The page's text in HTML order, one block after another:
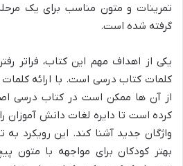
تمرینات و متون مناسب برای یک
گرفته شده است.
یکی از اهداف مهم این کتاب، فراتر
کلمات کتاب درسی است. با ارائه
از آن ها ممکن است در کتاب درسی
کرده است تا دایره لغات دانش آموزان
واژگان جدید آشنا کند. این رویکرد
بهتر کودکان برای مواجهه با متون